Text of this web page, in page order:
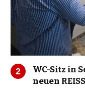
WC-Sitz in
neuen